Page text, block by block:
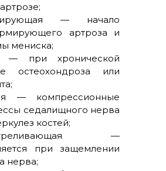
— начало
артроза и
мениска;
— при хронической
остеохондроза или
— компрессионные
седалищного нерва
костей;
—
при защемлении
нерва;